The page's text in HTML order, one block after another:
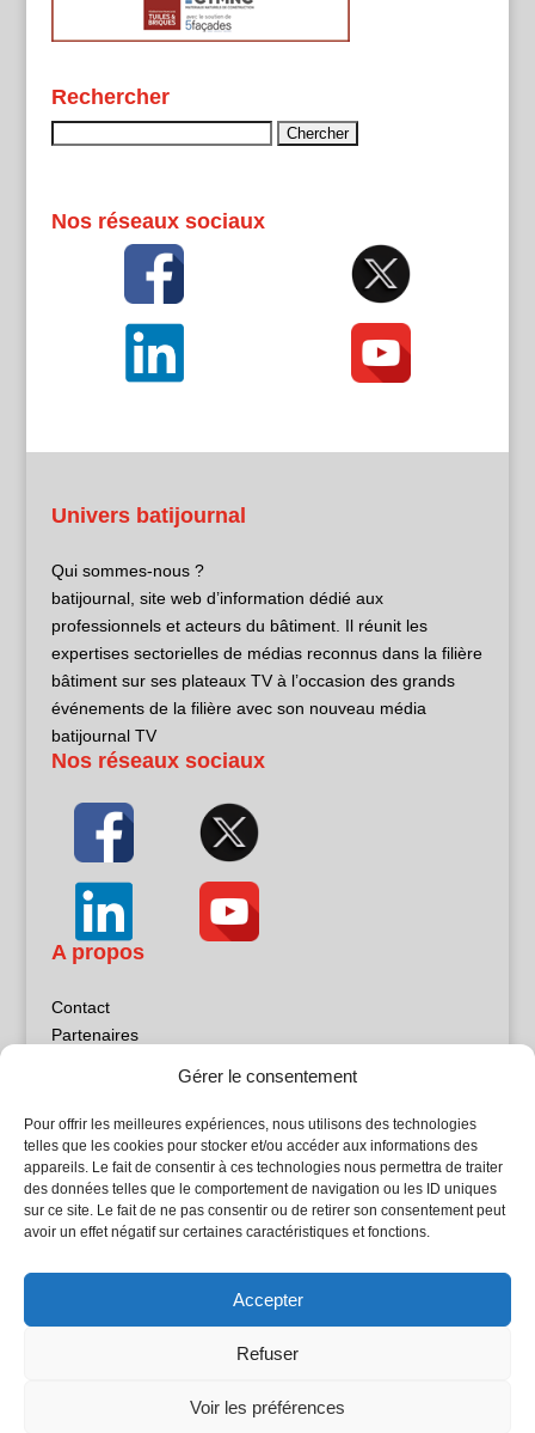
Gérer le consentement
Pour offrir les meilleures expériences, nous utilisons des technologies
telles que les cookies pour stocker et/ou accéder aux informations des
appareils. Le fait de consentir à ces technologies nous permettra de traiter
des données telles que le comportement de navigation ou les ID uniques
sur ce site. Le fait de ne pas consentir ou de retirer son consentement peut
avoir un effet négatif sur certaines caractéristiques et fonctions.
Accepter
Refuser
Voir les préférences
Rechercher
Nos réseaux sociaux
Univers batijournal
Qui sommes-nous ?
batijournal, site web d’information dédié aux
professionnels et acteurs du bâtiment. Il réunit les
expertises sectorielles de médias reconnus dans la filière
bâtiment sur ses plateaux TV à l’occasion des grands
événements de la filière avec son nouveau média
batijournal TV
Nos réseaux sociaux
A propos
Contact
Partenaires
Politique de confidentialité
Sites partenaires
5Façades
Atrium Patrimoine